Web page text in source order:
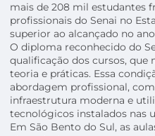
mais de 208 mil estudantes
profissionais do Senai no
superior ao alcançado no
O diploma reconhecido do
qualificação dos cursos,
teoria e práticas. Essa
abordagem profissional,
infraestrutura moderna e
tecnológicos instalados nas
Em São Bento do Sul, as